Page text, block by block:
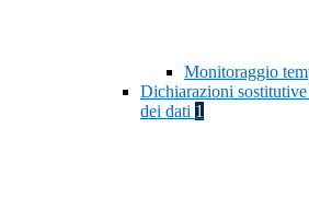
Monitoraggio
Dichiarazioni
dei dati 1